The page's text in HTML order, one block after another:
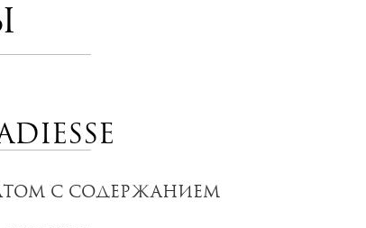
С СОДЕРЖАНИЕМ